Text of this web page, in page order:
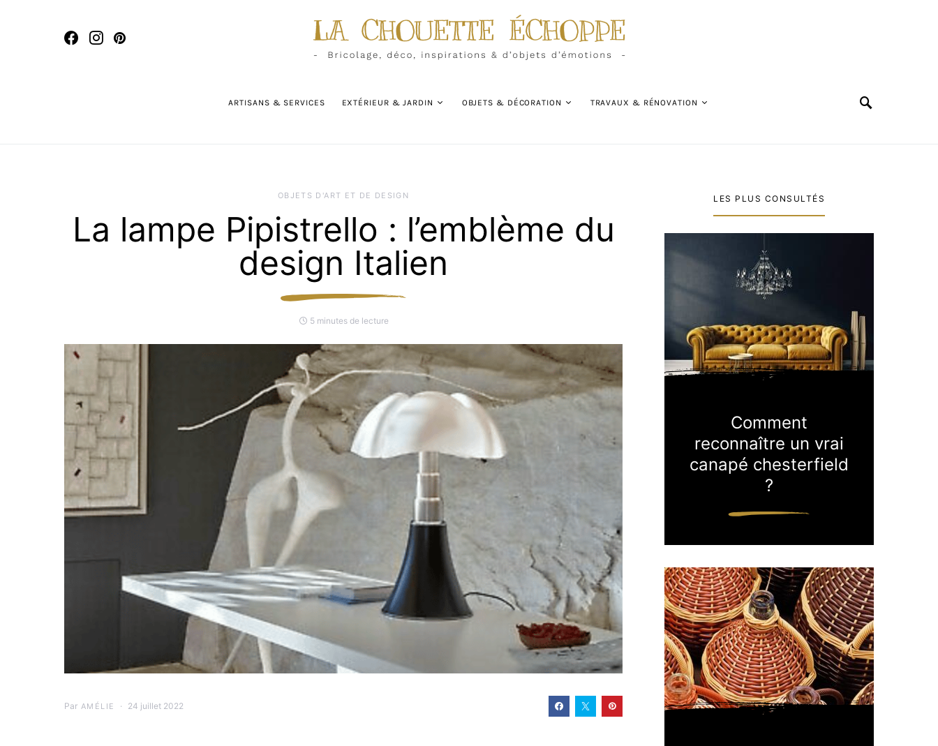
ARTISANS & SERVICES EXTÉRIEUR & JARDIN OBJETS & DÉCORATION TRAVAUX & RÉNOVATION
OBJETS D'ART ET DE DESIGN
La lampe Pipistrello : l’emblème du
design Italien
5 minutes de lecture
Par AMÉLIE 24 juillet 2022
LES PLUS CONSULTÉS
Comment
reconnaître un vrai
canapé chesterfield
?